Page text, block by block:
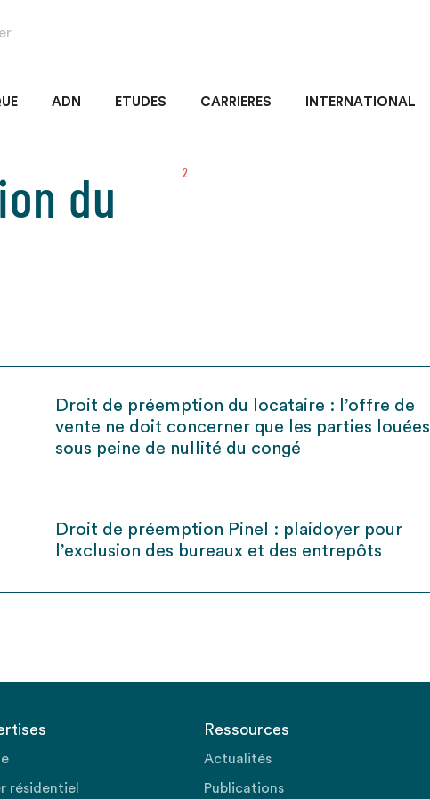
ADN ÉTUDES CARRIÈRES INTERNATIONAL
du
2
Droit de préemption du locataire : l’offre de
vente ne doit concerner que les parties louées
sous peine de nullité du congé
Droit de préemption Pinel : plaidoyer pour
l’exclusion des bureaux et des entrepôts
résidentiel
Ressources
Actualités
Publications